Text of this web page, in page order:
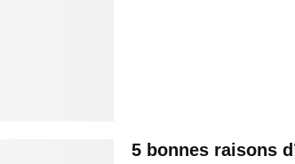
5 bonnes raisons